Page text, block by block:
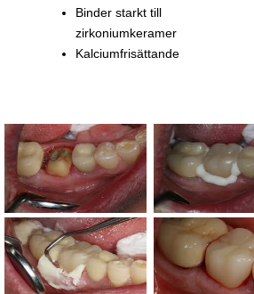
Binder starkt till
Kalciumfrisättande